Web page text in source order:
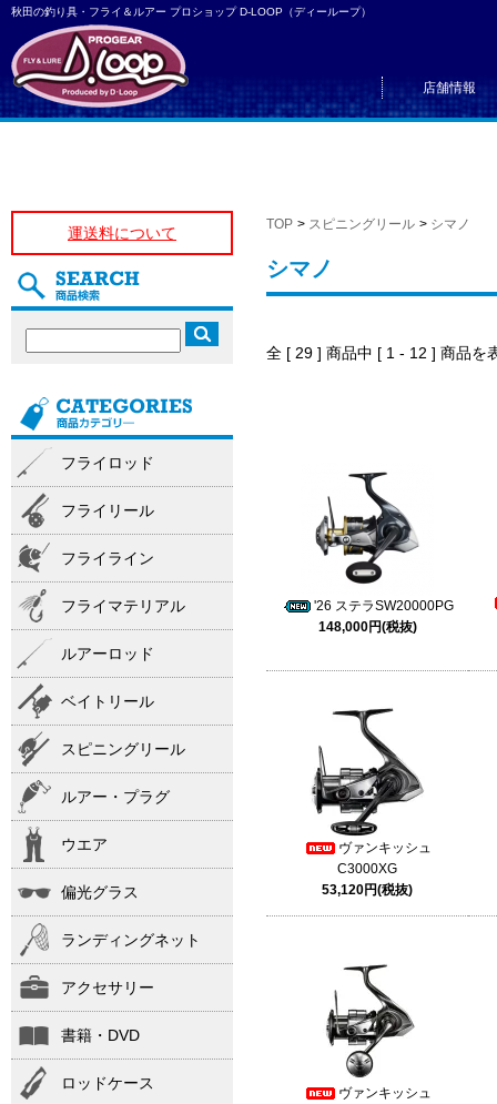
秋田の釣り具・フライ＆ルアー プロショップ D-LOOP（ディーループ）
店舗情報
TOP > スピニングリール > シマノ
シマノ
全 [ 29 ] 商品中 [ 1 - 12 ] 商品を
'26 ステラSW20000PG
148,000円(税抜)
ヴァンキッシュ
C3000XG
53,120円(税抜)
ヴァンキッシュ
運送料について
フライロッド
フライリール
フライライン
フライマテリアル
ルアーロッド
ベイトリール
スピニングリール
ルアー・プラグ
ウエア
偏光グラス
ランディングネット
アクセサリー
書籍・DVD
ロッドケース